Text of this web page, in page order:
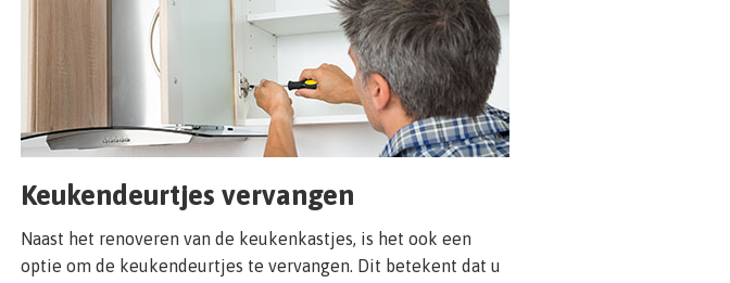
Keukendeurtjes vervangen
Naast het renoveren van de keukenkastjes, is het ook een
optie om de keukendeurtjes te vervangen. Dit betekent dat u